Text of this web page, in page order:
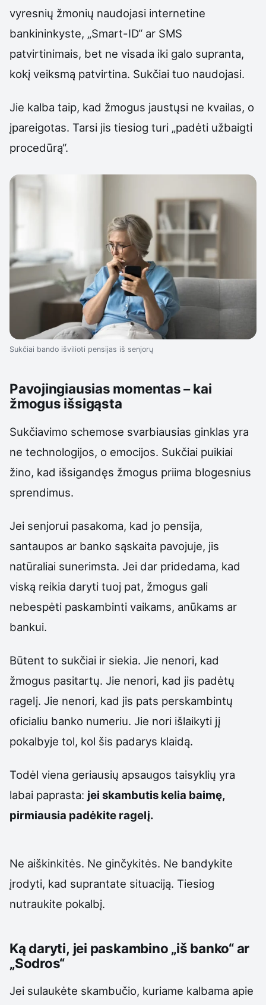
vyresnių žmonių naudojasi internetine
bankininkyste, „Smart-ID“ ar SMS
patvirtinimais, bet ne visada iki galo supranta,
kokį veiksmą patvirtina. Sukčiai tuo naudojasi.
Jie kalba taip, kad žmogus jaustųsi ne kvailas, o
įpareigotas. Tarsi jis tiesiog turi „padėti užbaigti
procedūrą“.
Sukčiai bando išvilioti pensijas iš senjorų
Pavojingiausias momentas – kai
žmogus išsigąsta
Sukčiavimo schemose svarbiausias ginklas yra
ne technologijos, o emocijos. Sukčiai puikiai
žino, kad išsigandęs žmogus priima blogesnius
sprendimus.
Jei senjorui pasakoma, kad jo pensija,
santaupos ar banko sąskaita pavojuje, jis
natūraliai sunerimsta. Jei dar pridedama, kad
viską reikia daryti tuoj pat, žmogus gali
nebespėti paskambinti vaikams, anūkams ar
bankui.
Būtent to sukčiai ir siekia. Jie nenori, kad
žmogus pasitartų. Jie nenori, kad jis padėtų
ragelį. Jie nenori, kad jis pats perskambintų
oficialiu banko numeriu. Jie nori išlaikyti jį
pokalbyje tol, kol šis padarys klaidą.
Todėl viena geriausių apsaugos taisyklių yra
labai paprasta: jei skambutis kelia baimę,
pirmiausia padėkite ragelį.
Ne aiškinkitės. Ne ginčykitės. Ne bandykite
įrodyti, kad suprantate situaciją. Tiesiog
nutraukite pokalbį.
Ką daryti, jei paskambino „iš banko“ ar
„Sodros“
Jei sulaukėte skambučio, kuriame kalbama apie